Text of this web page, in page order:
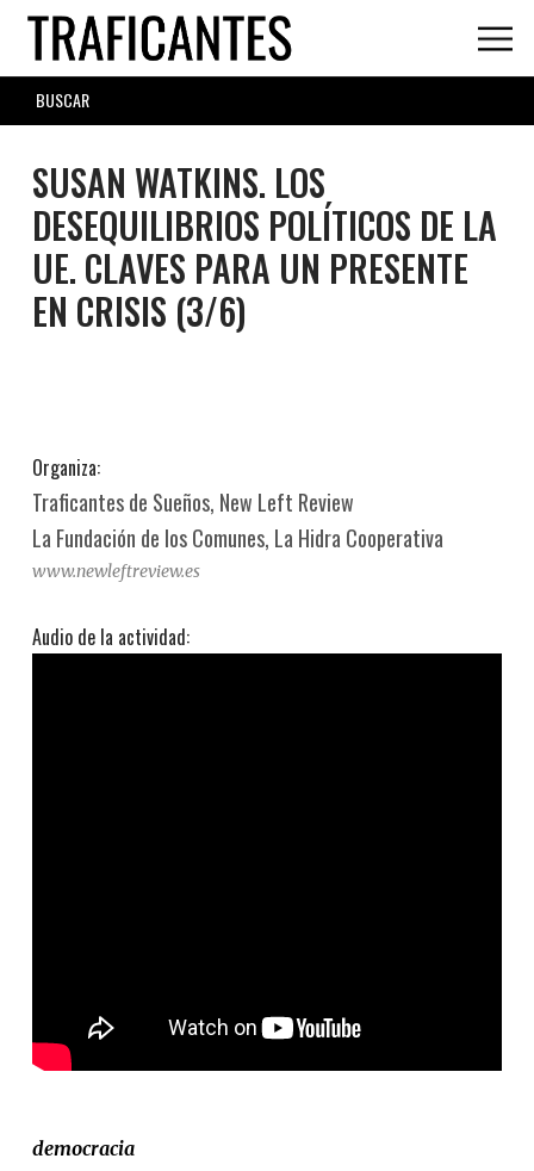
Skip
main
content
SEARCH
FORM
SUSAN WATKINS. LOS
DESEQUILIBRIOS POLÍTICOS DE LA
UE. CLAVES PARA UN PRESENTE
EN CRISIS (3/6)
Organiza:
Traficantes de Sueños, New Left Review
La Fundación de los Comunes, La Hidra Cooperativa
www.newleftreview.es
Audio de la actividad:
democracia